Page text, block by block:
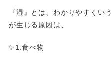
『湿』とは、わかりやすくい
が生じる原因は、
✨1.食べ物